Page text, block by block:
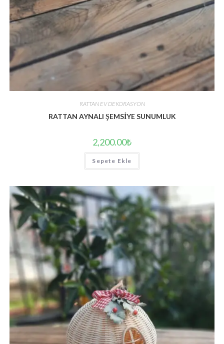
RATTAN EV DEKORASYON
RATTAN AYNALI ŞEMSİYE SUNUMLUK
2,200.00₺
Sepete Ekle